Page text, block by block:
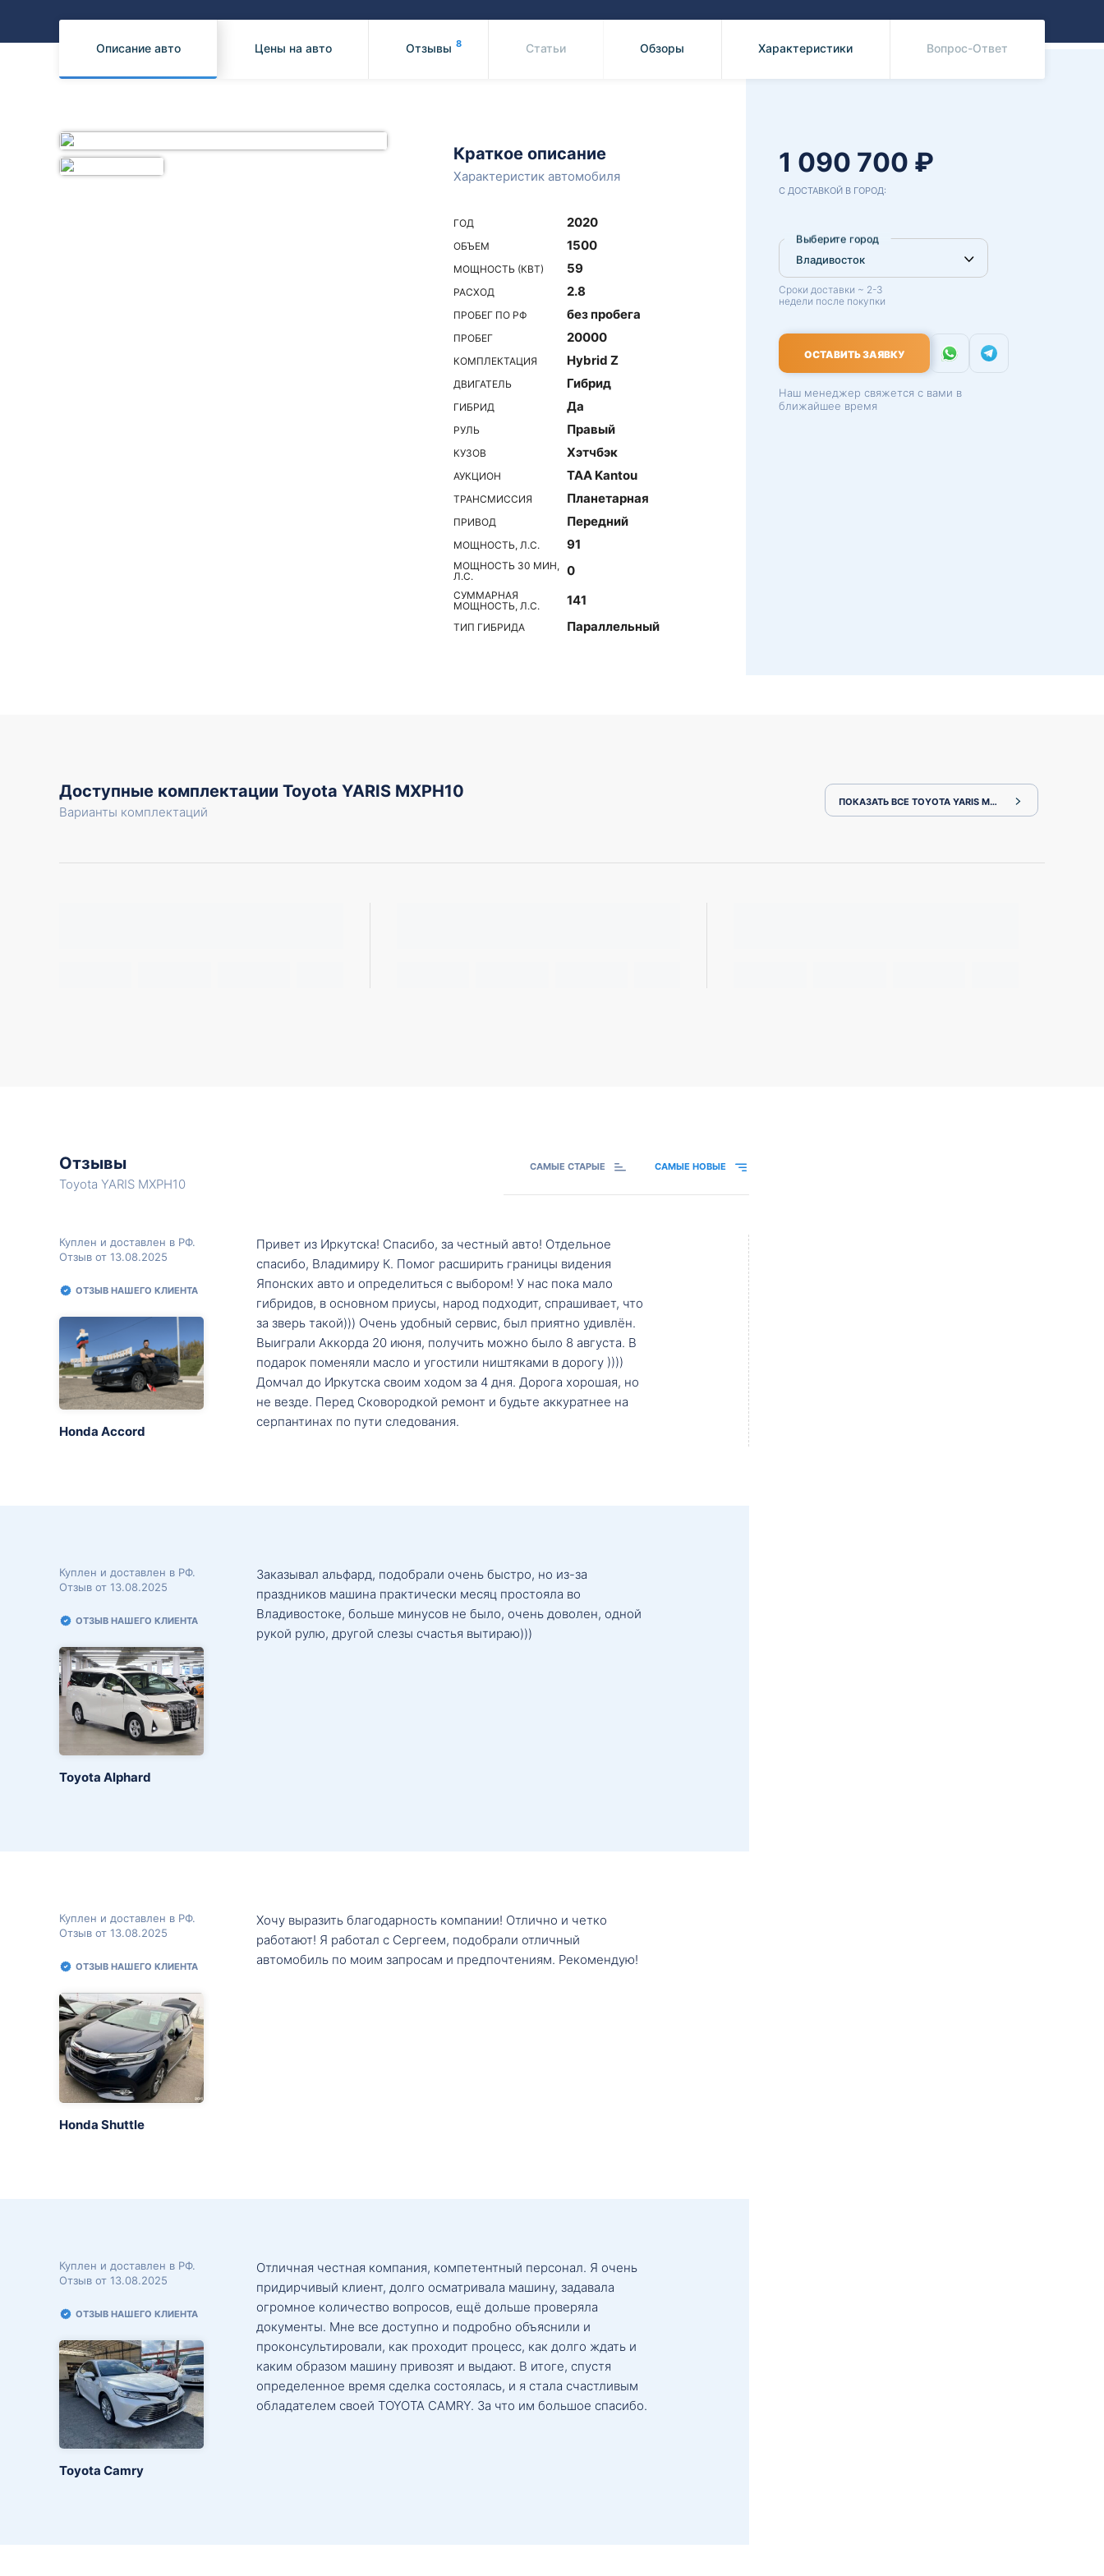
Subaru
Описание авто Цены на авто Отзывы 8 Статьи Обзоры Характеристики Вопрос-Ответ
Краткое описание
Характеристик автомобиля
ГОД 2020
ОБЪЕМ 1500
МОЩНОСТЬ (КВТ) 59
РАСХОД 2.8
ПРОБЕГ ПО РФ без пробега
ПРОБЕГ 20000
КОМПЛЕКТАЦИЯ Hybrid Z
ДВИГАТЕЛЬ Гибрид
ГИБРИД Да
РУЛЬ Правый
КУЗОВ Хэтчбэк
АУКЦИОН TAA Kantou
ТРАНСМИССИЯ Планетарная
ПРИВОД Передний
МОЩНОСТЬ, Л.С. 91
МОЩНОСТЬ 30 МИН,
Л.С.
0
СУММАРНАЯ
МОЩНОСТЬ, Л.С.
141
ТИП ГИБРИДА Параллельный
1 090 700 ₽
С ДОСТАВКОЙ В ГОРОД:
Выберите город
Сроки доставки ~ 2-3
недели после покупки
ОСТАВИТЬ ЗАЯВКУ
Наш менеджер свяжется с вами в
ближайшее время
Доступные комплектации Toyota YARIS MXPH10
Варианты комплектаций
ПОКАЗАТЬ ВСЕ TOYOTA YARIS MXPH10
Отзывы
Toyota YARIS MXPH10
САМЫЕ СТАРЫЕ САМЫЕ НОВЫЕ
Куплен и доставлен в РФ.
Отзыв от 13.08.2025
ОТЗЫВ НАШЕГО КЛИЕНТА
Honda Accord
Привет из Иркутска! Спасибо, за честный авто! Отдельное
спасибо, Владимиру К. Помог расширить границы видения
Японских авто и определиться с выбором! У нас пока мало
гибридов, в основном приусы, народ подходит, спрашивает, что
за зверь такой))) Очень удобный сервис, был приятно удивлён.
Выиграли Аккорда 20 июня, получить можно было 8 августа. В
подарок поменяли масло и угостили ништяками в дорогу ))))
Домчал до Иркутска своим ходом за 4 дня. Дорога хорошая, но
не везде. Перед Сковородкой ремонт и будьте аккуратнее на
серпантинах по пути следования.
Куплен и доставлен в РФ.
Отзыв от 13.08.2025
ОТЗЫВ НАШЕГО КЛИЕНТА
Toyota Alphard
Заказывал альфард, подобрали очень быстро, но из-за
праздников машина практически месяц простояла во
Владивостоке, больше минусов не было, очень доволен, одной
рукой рулю, другой слезы счастья вытираю)))
Куплен и доставлен в РФ.
Отзыв от 13.08.2025
ОТЗЫВ НАШЕГО КЛИЕНТА
Honda Shuttle
Хочу выразить благодарность компании! Отлично и четко
работают! Я работал с Сергеем, подобрали отличный
автомобиль по моим запросам и предпочтениям. Рекомендую!
Куплен и доставлен в РФ.
Отзыв от 13.08.2025
ОТЗЫВ НАШЕГО КЛИЕНТА
Toyota Camry
Отличная честная компания, компетентный персонал. Я очень
придирчивый клиент, долго осматривала машину, задавала
огромное количество вопросов, ещё дольше проверяла
документы. Мне все доступно и подробно объяснили и
проконсультировали, как проходит процесс, как долго ждать и
каким образом машину привозят и выдают. В итоге, спустя
определенное время сделка состоялась, и я стала счастливым
обладателем своей TOYOTA CAMRY. За что им большое спасибо.